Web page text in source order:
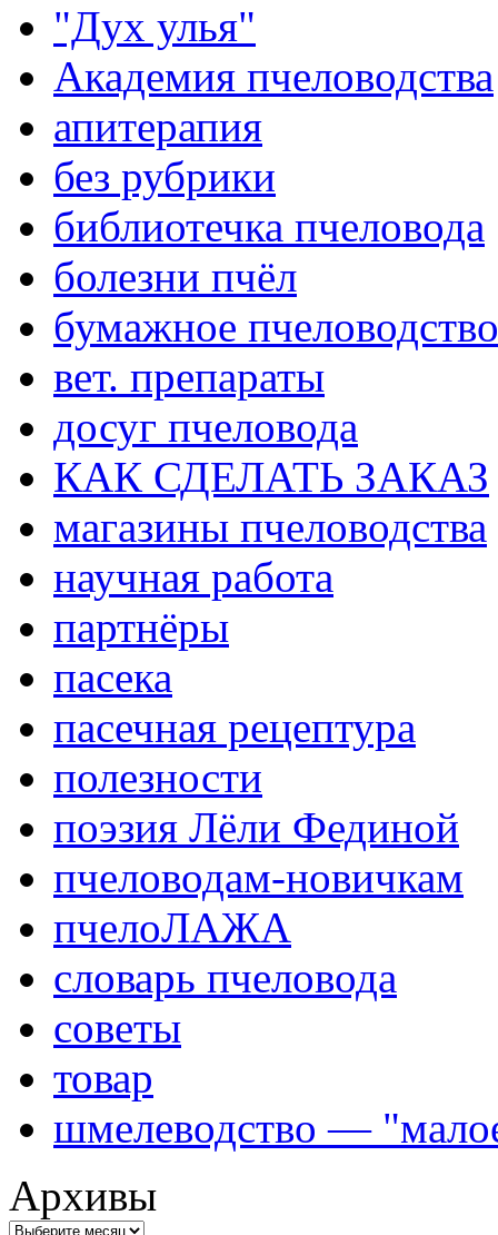
"Дух улья"
Академия пчеловодства
апитерапия
без рубрики
библиотечка пчеловода
болезни пчёл
бумажное пчеловодство
вет. препараты
досуг пчеловода
КАК СДЕЛАТЬ ЗАКАЗ
магазины пчеловодства
научная работа
партнёры
пасека
пасечная рецептура
полезности
поэзия Лёли Фединой
пчеловодам-новичкам
пчелоЛАЖА
словарь пчеловода
советы
товар
шмелеводство —
Архивы